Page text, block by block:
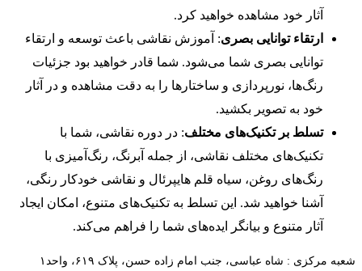
آثار خود مشاهده خواهید کرد.
ارتقاء توانایی بصری: آموزش نقاشی باعث توسعه و ارتقاء
توانایی بصری شما می‌شود. شما قادر خواهید بود جزئیات
رنگ‌ها، نورپردازی و ساختارها را به دقت مشاهده و در آثار
خود به تصویر بکشید.
تسلط بر تکنیک‌های مختلف: در دوره نقاشی، شما با
تکنیک‌های مختلف نقاشی، از جمله آبرنگ، رنگ‌آمیزی با
رنگ‌های روغن، سیاه قلم هایپرئال و نقاشی خودکار رنگی،
آشنا خواهید شد. این تسلط به تکنیک‌های متنوع، امکان ایجاد
آثار متنوع و بیانگر ایده‌های شما را فراهم می‌کند.
شعبه مرکزی : شاه عباسی، جنب امام زاده حسن، پلاک ۶۱۹، واحد۱​